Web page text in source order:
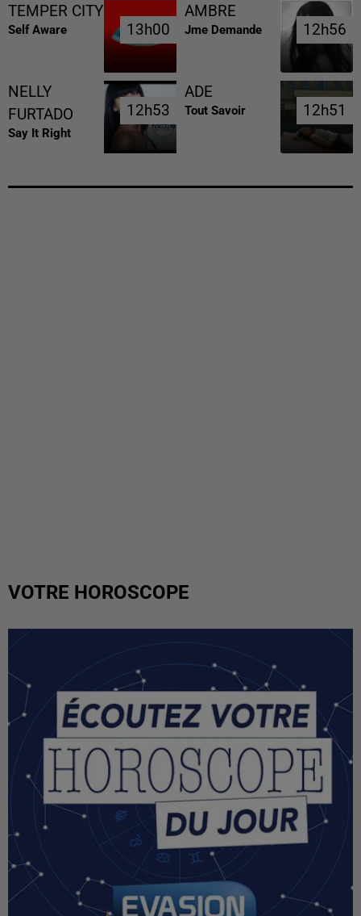
TEMPER CITY
Self Aware 13h00
13h00
AMBRE
Jme Demande 12h56
12h56
NELLY
FURTADO
Say It Right
12h53
12h53
ADE
Tout Savoir 12h51
12h51
VOTRE HOROSCOPE